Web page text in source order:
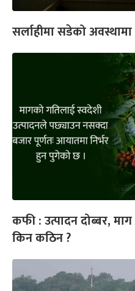
सर्लाहीमा सडेको
कफी : उत्पादन दोब्बर,
किन कठिन ?